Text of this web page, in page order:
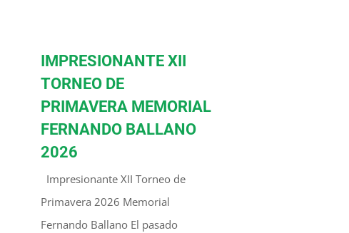
IMPRESIONANTE XII
TORNEO DE
PRIMAVERA MEMORIAL
FERNANDO BALLANO
2026
Impresionante XII Torneo de
Primavera 2026 Memorial
Fernando Ballano El pasado